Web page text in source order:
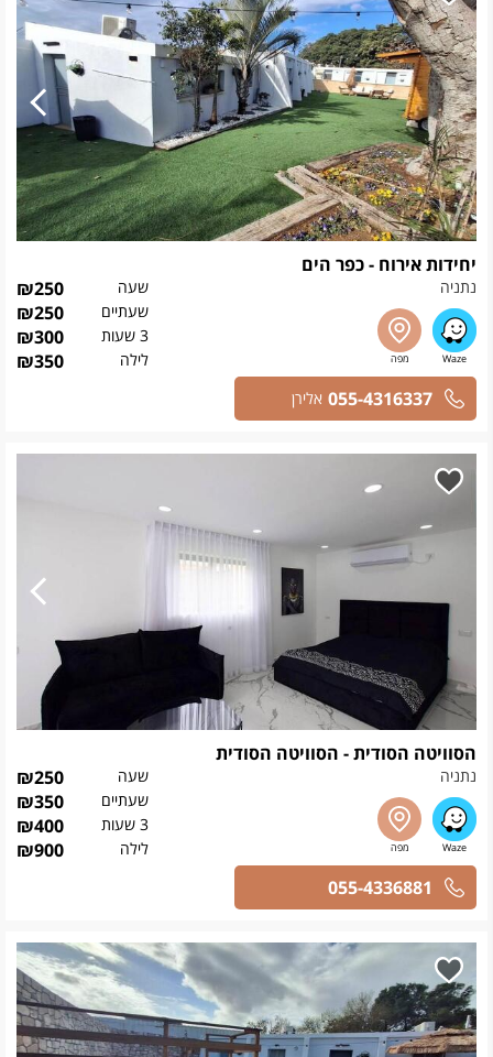
יחידות אירוח - כפר הים
נתניה שעה ₪250
שעתיים ₪250
3 שעות ₪300
לילה ₪350
055-4316337 אלירן
הסוויטה הסודית - הסוויטה הסודית
נתניה שעה ₪250
שעתיים ₪350
3 שעות ₪400
לילה ₪900
055-4336881